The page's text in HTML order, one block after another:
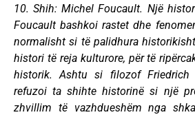
10. Shih: Michel Foucault. Një
Foucault bashkoi rastet dhe
normalisht si të palidhura
histori të reja kulturore, për të
historik. Ashtu si filozof Friedrich
refuzoi ta shihte historinë si një
zhvillim të vazhdueshëm nga